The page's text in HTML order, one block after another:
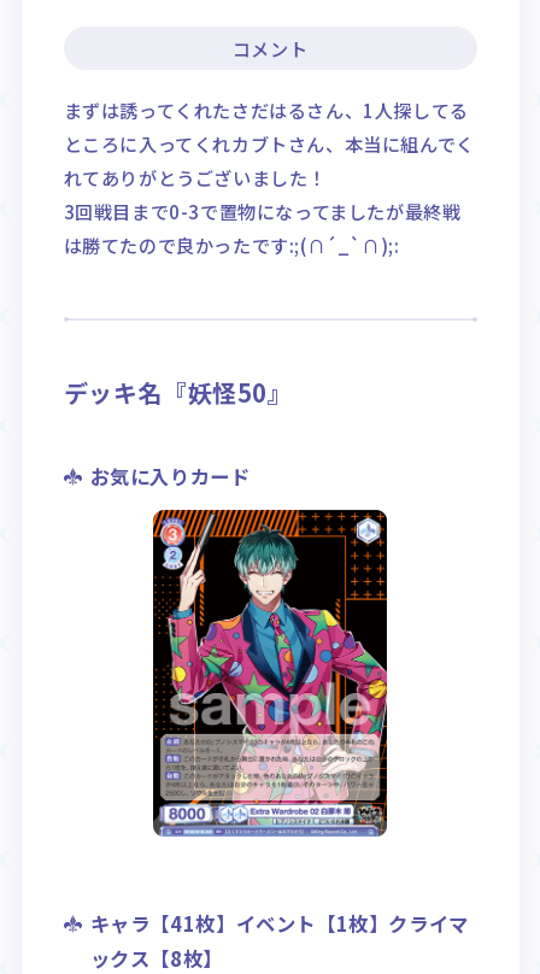
コメント
まずは誘ってくれたさだはるさん、1人探してる
ところに入ってくれカブトさん、本当に組んでく
れてありがとうございました！
3回戦目まで0-3で置物になってましたが最終戦
は勝てたので良かったです:;(∩´_`∩);:
デッキ名『妖怪50』
お気に入りカード
キャラ【41枚】イベント【1枚】クライマ
ックス【8枚】